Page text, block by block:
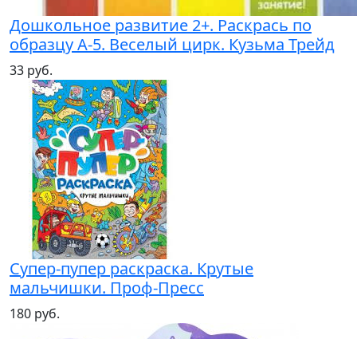
Дошкольное развитие 2+. Раскрась по
образцу А-5. Веселый цирк. Кузьма Трейд
33 руб.
Супер-пупер раскраска. Крутые
мальчишки. Проф-Пресс
180 руб.